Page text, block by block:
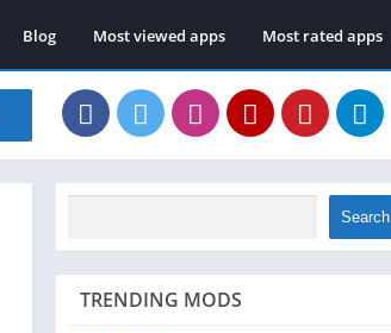
Blog Most viewed apps Most rated apps
Search
TRENDING MODS